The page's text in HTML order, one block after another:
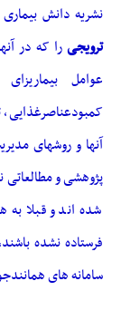
نشریه دانش
ترویجیرا که در
عوامل بیماریزای
آنها و روشهای
پژوهشی و مطالعاتی
شده اند و قبلا به
فرستاده نشده
سامانه های